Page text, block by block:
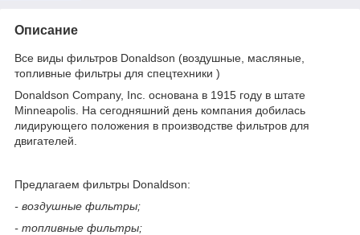
Описание
Все виды фильтров Donaldson (воздушные, масляные,
топливные фильтры для спецтехники )
Donaldson Company, Inc. основана в 1915 году в штате
Minneapolis. На сегодняшний день компания добилась
лидирующего положения в производстве фильтров для
двигателей.
Предлагаем фильтры Donaldson:
- воздушные фильтры;
- топливные фильтры;